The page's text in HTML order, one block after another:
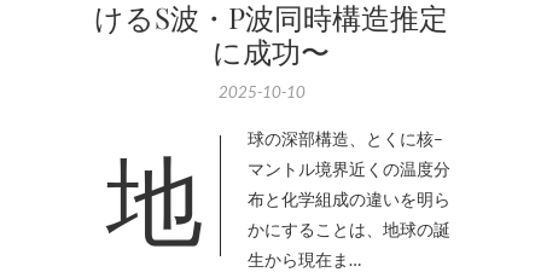
けるS波・P波同時構造推定
に成功〜
2025-10-10
地球の深部構造、とくに核–
マントル境界近くの温度分
布と化学組成の違いを明ら
かにすることは、地球の誕
生から現在ま…